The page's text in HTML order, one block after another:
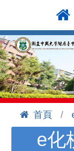
到
主
要
內
容
區
首頁
e化